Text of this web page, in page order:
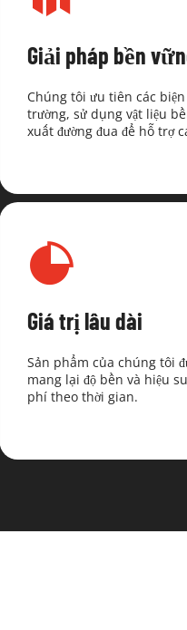
Giải pháp bền
Chúng tôi ưu tiên các
trường, sử dụng vật liệu
xuất đường đua để hỗ trợ
Giá trị lâu dài
Sản phẩm của chúng tôi
mang lại độ bền và hiệu
phí theo thời gian.